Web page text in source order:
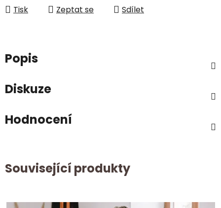
Tisk Zeptat se Sdílet
Popis
Diskuze
Hodnocení
Související produkty